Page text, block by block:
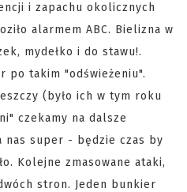
i zapachu okolicznych
alarmem ABC. Bielizna w
mydełko i do stawu!.
po takim "odświeżeniu".
(było ich w tym roku
czekamy na dalsze
nas super - będzie czas by
Kolejne zmasowane ataki,
stron. Jeden bunkier